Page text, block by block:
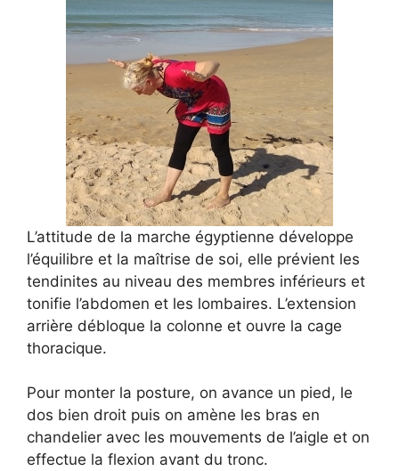
L’attitude de la marche égyptienne développe
l’équilibre et la maîtrise de soi, elle prévient les
tendinites au niveau des membres inférieurs et
tonifie l’abdomen et les lombaires. L’extension
arrière débloque la colonne et ouvre la cage
thoracique.
Pour monter la posture, on avance un pied, le
dos bien droit puis on amène les bras en
chandelier avec les mouvements de l’aigle et on
effectue la flexion avant du tronc.